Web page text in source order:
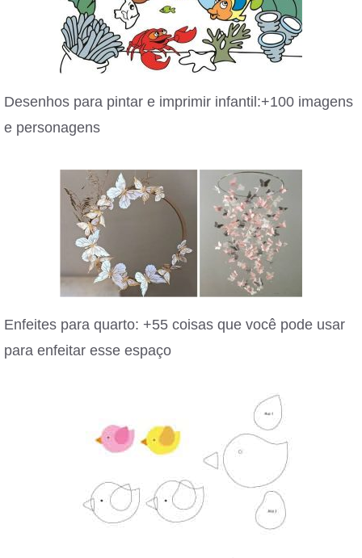
Desenhos para pintar e imprimir infantil:+100 imagens
e personagens
Enfeites para quarto: +55 coisas que você pode usar
para enfeitar esse espaço